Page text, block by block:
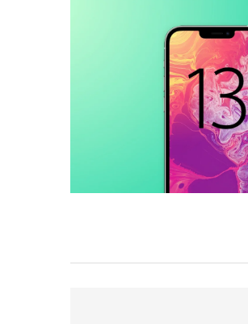
Phone Awards 2025:
лучшие смартфоны года